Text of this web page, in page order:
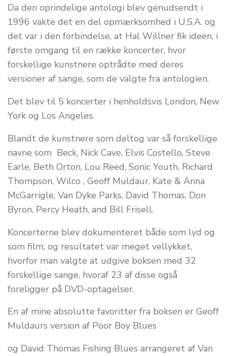
Da den oprindelige antologi blev genudsendt i
1996 vakte det en del opmærksomhed i U.S.A. og
det var i den forbindelse, at Hal Willner fik ideen, i
første omgang til en række koncerter, hvor
forskellige kunstnere optrådte med deres
versioner af sange, som de valgte fra antologien.
Det blev til 5 koncerter i henholdsvis London, New
York og Los Angeles.
Blandt de kunstnere som deltog var så forskellige
navne som Beck, Nick Cave, Elvis Costello, Steve
Earle, Beth Orton, Lou Reed, Sonic Youth, Richard
Thompson, Wilco , Geoff Muldaur, Kate & Anna
McGarrigle, Van Dyke Parks, David Thomas, Don
Byron, Percy Heath, and Bill Frisell.
Koncerterne blev dokumenteret både som lyd og
som film, og resultatet var meget vellykket,
hvorfor man valgte at udgive boksen med 32
forskellige sange, hvoraf 23 af disse også
foreligger på DVD-optagelser.
En af mine absolutte favoritter fra boksen er Geoff
Muldaurs version af Poor Boy Blues
og David Thomas Fishing Blues arrangeret af Van